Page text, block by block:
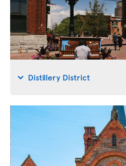
Distillery District